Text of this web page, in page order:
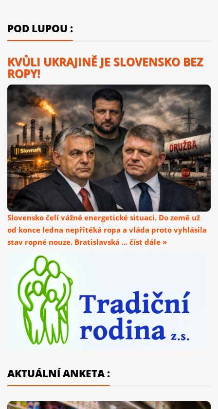
POD LUPOU :
KVŮLI UKRAJINĚ JE SLOVENSKO BEZ
ROPY!
Slovensko čelí vážné energetické situaci. Do země už
od konce ledna nepřitéká ropa a vláda proto vyhlásila
stav ropné nouze. Bratislavská ... číst dále »
AKTUÁLNÍ ANKETA :